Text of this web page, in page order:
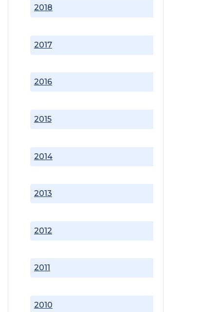
2010
2011
2012
2013
2014
2015
2016
2017
2018